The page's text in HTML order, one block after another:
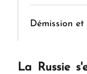
Démission
Tamara
La Russie